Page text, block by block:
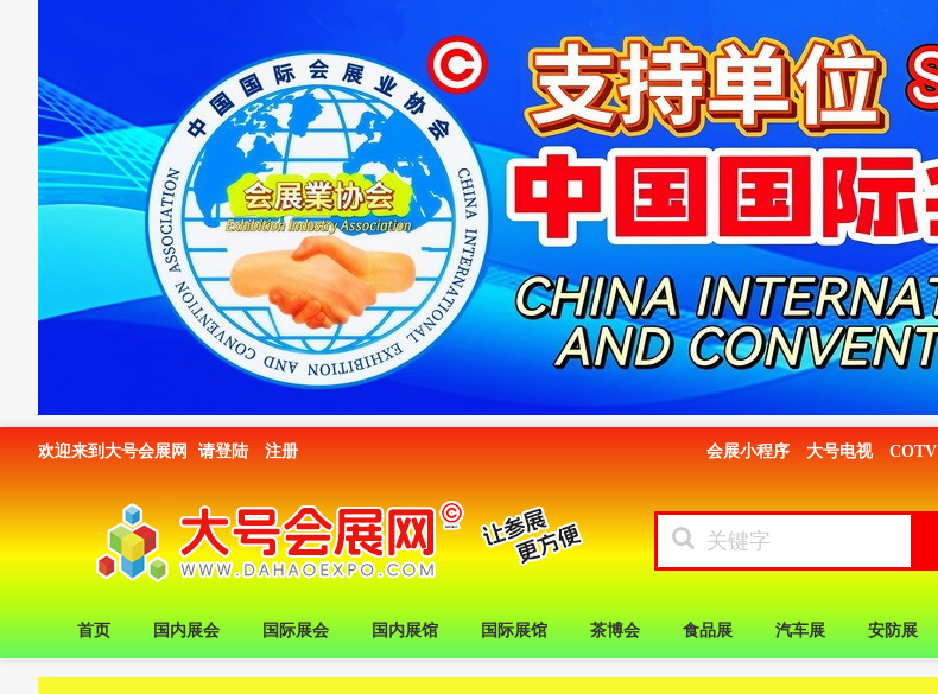
欢迎来到大号会展网 请登陆 注册 会展小程序 大号电视 COTV
首页 国内展会 国际展会 国内展馆 国际展馆 茶博会 食品展 汽车展 安防展